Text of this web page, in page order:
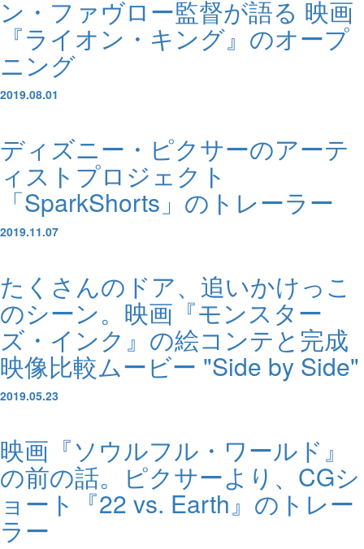
ン・ファヴロー監督が語る 映画
『ライオン・キング』のオープ
ニング
2019.08.01
ディズニー・ピクサーのアーテ
ィストプロジェクト
「SparkShorts」のトレーラー
2019.11.07
たくさんのドア、追いかけっこ
のシーン。映画『モンスター
ズ・インク』の絵コンテと完成
映像比較ムービー "Side by Side"
2019.05.23
映画『ソウルフル・ワールド』
の前の話。ピクサーより、CGシ
ョート『22 vs. Earth』のトレー
ラー